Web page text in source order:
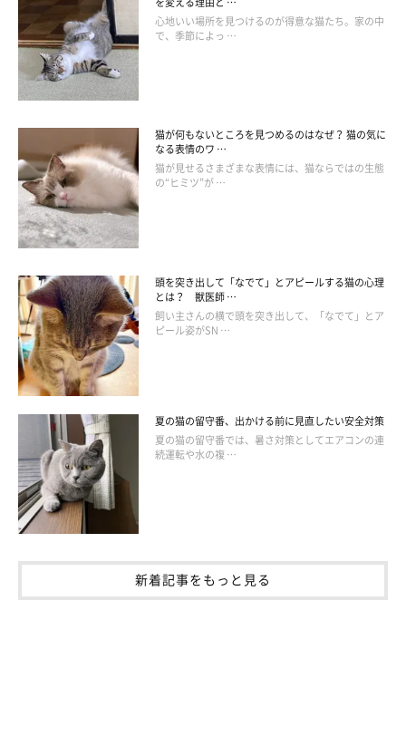
みかんちゃんは後頭部の毛柄がおかっぱみたい。首元で短くカッ
トしたような黒い模様が、サッパリとして涼し気です。
お腹が白く、頭頂部に色がついている猫が多
いのはなぜ？
心地いい場所を見つけるのが得意な猫たち。家の中
で、季節によっ …
猫が何もないところを見つめるのはなぜ？ 猫の気に
なる表情のワ …
猫が見せるさまざまな表情には、猫ならではの生態
の“ヒミツ”が …
頭を突き出して「なでて」とアピールする猫の心理
とは？ 獣医師 …
飼い主さんの横で頭を突き出して、「なでて」とア
ピール姿がSN …
夏の猫の留守番、出かける前に見直したい安全対策
夏の猫の留守番では、暑さ対策としてエアコンの連
続運転や水の複 …
新着記事をもっと見る